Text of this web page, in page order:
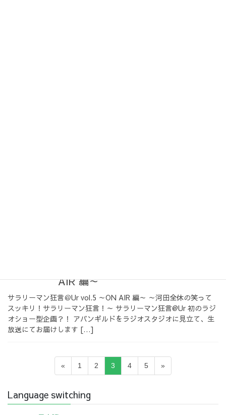
AIR 編～
サラリーマン狂言＠Ur vol.5 ～ON AIR 編～ ～河田全休の笑って
スッキリ！サラリーマン狂言！～ サラリーマン狂言@Ur 初のラジ
オショー型企画？！ アバンギルドをラジオスタジオに見立て、生
放送にてお届けします […]
の
ペ
«
固
定
ー
1
固
定
2
固
定
3
固
定
4
固
定
5 »
Language switching